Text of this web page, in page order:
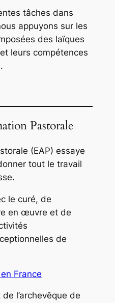
tâches dans
appuyons sur les
des laïques
leurs compétences
Pastorale
(EAP) essaye
tout le travail
le curé, de
en œuvre et de
de
France
l’archevêque de